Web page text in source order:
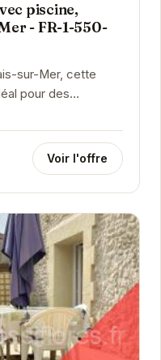
piscine,
- FR-1-550-
sur-Mer, cette
pour des
Profitez de la
Voir l'offre